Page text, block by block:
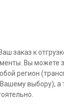
заказ к
Вы можете
регион
выбору), а